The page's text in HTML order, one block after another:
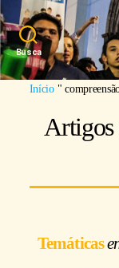
Busca
Início"
Artigos
Temáticas